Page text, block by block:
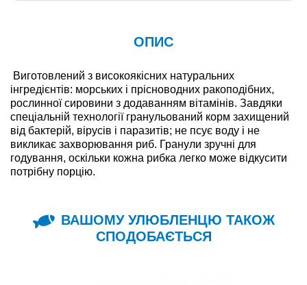
ОПИС
Виготовлений з високоякісних натуральних
інгредієнтів: морських і прісноводних ракоподібних,
рослинної сировини з додаванням вітамінів. Завдяки
спеціальній технології гранульований корм захищений
від бактерій, вірусів і паразитів; не псує воду і не
викликає захворювання риб. Гранули зручні для
годування, оскільки кожна рибка легко може відкусити
потрібну порцію.
ВАШОМУ УЛЮБЛЕНЦЮ ТАКОЖ
СПОДОБАЄТЬСЯ